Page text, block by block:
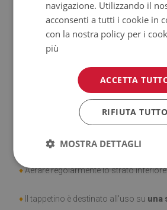
Prodotto facile da pulire,resistente
all'acqua.
Si ricorda che i danni causati dall'uso
del tempo (es. abrasioni) non sono
Pulire con un panno umido —non
♦Aerare regolarmente lo strato
♦ Il tappetino è destinato all'uso su una
navigazione. Utilizzando il
acconsenti a tutti i cookie in
con la nostra policy per i
più
ACCETTA
RIFIUTA TUTTO
MOSTRA DETTAGLI